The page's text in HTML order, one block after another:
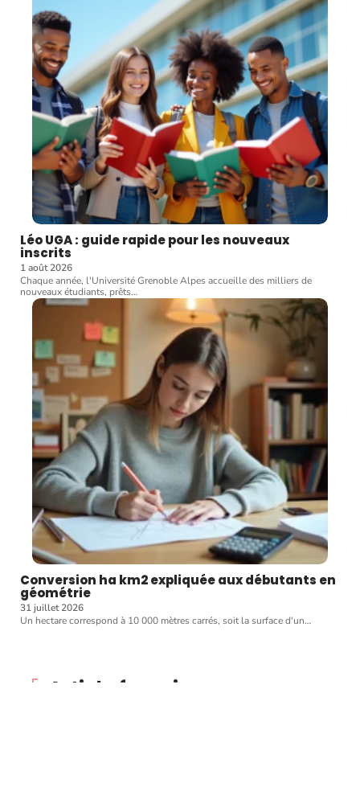
Léo UGA : guide rapide pour les nouveaux
inscrits
1 août 2026
Chaque année, l'Université Grenoble Alpes accueille des milliers de
nouveaux étudiants, prêts…
Conversion ha km2 expliquée aux débutants en
géométrie
31 juillet 2026
Un hectare correspond à 10 000 mètres carrés, soit la surface d'un…
Article favori